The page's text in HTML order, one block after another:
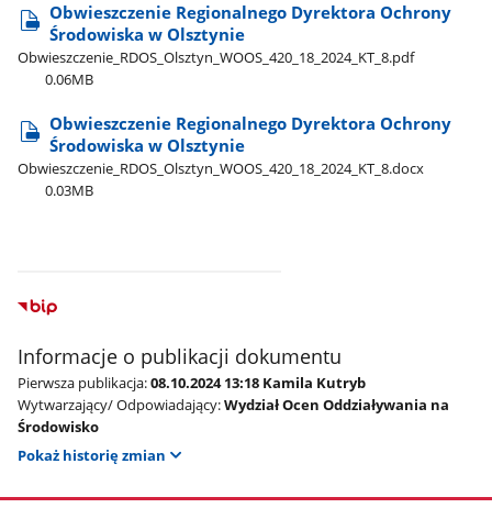
Obwieszczenie Regionalnego Dyrektora Ochrony
Środowiska w Olsztynie
Obwieszczenie​_RDOS​_Olsztyn​_WOOS​_420​_18​_2024​_KT​_8.pdf
0.06MB
Obwieszczenie Regionalnego Dyrektora Ochrony
Środowiska w Olsztynie
Obwieszczenie​_RDOS​_Olsztyn​_WOOS​_420​_18​_2024​_KT​_8.docx
0.03MB
Informacje o publikacji dokumentu
Pierwsza publikacja:08.10.2024 13:18 Kamila Kutryb
Wytwarzający/ Odpowiadający:Wydział Ocen Oddziaływania na
Środowisko
Pokaż historię zmian